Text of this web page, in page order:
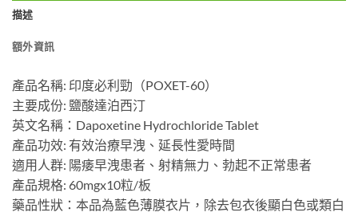
描述
額外資訊
產品名稱: 印度必利勁（POXET-60）
主要成份: 鹽酸達泊西汀
英文名稱：Dapoxetine Hydrochloride Tablet
產品功效: 有效治療早洩、延長性愛時間
適用人群: 陽痿早洩患者、射精無力、勃起不正常患者
產品規格: 60mgx10粒/板
藥品性狀：本品為藍色薄膜衣片，除去包衣後顯白色或類白